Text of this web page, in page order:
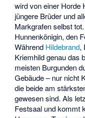
wird von einer Horde
jüngere Brüder und
Markgrafen selbst
Hunnenkönigin, den
Während Hildebrand,
Kriemhild genau das
meisten Burgunden
Gebäude – nur nicht
die beide am
gewesen sind. Als
Festsaal und kommt